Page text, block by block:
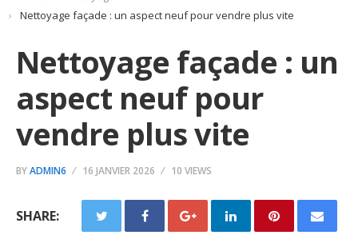
Nettoyage façade : un aspect neuf pour vendre plus vite
Nettoyage façade : un
aspect neuf pour
vendre plus vite
BYADMIN6 16 JANVIER 2026 10 VIEWS
SHARE: